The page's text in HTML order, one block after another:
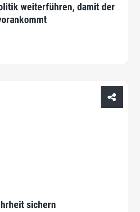
weiterführen, damit der
sichern